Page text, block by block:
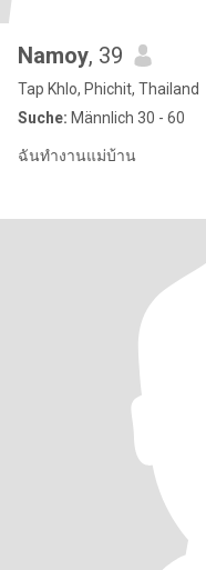
Namoy, 39
Tap Khlo, Phichit, Thailand
Suche: Männlich 30 - 60
ฉันทำงานแม่บ้าน